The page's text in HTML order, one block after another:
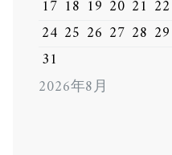
2026年8月
17 18 19 20 21 22
24 25 26 27 28 29
31